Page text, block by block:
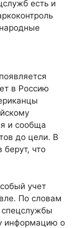
есть и
в Россию
и сообща
до цели. В
что
учет
По словам
спецслужбы
информацию о